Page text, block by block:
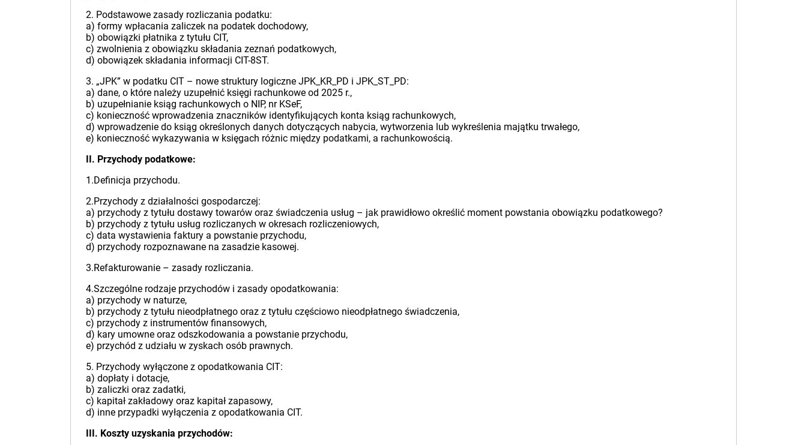
2. Podstawowe zasady rozliczania podatku:
a) formy wpłacania zaliczek na podatek dochodowy,
b) obowiązki płatnika z tytułu CIT,
c) zwolnienia z obowiązku składania zeznań podatkowych,
d) obowiązek składania informacji CIT-8ST.
3. „JPK” w podatku CIT – nowe struktury logiczne JPK_KR_PD i JPK_ST_PD:
a) dane, o które należy uzupełnić księgi rachunkowe od 2025 r.,
b) uzupełnianie ksiąg rachunkowych o NIP, nr KSeF,
c) konieczność wprowadzenia znaczników identyfikujących konta ksiąg rachunkowych,
d) wprowadzenie do ksiąg określonych danych dotyczących nabycia, wytworzenia lub wykreślenia majątku trwałego,
e) konieczność wykazywania w księgach różnic między podatkami, a rachunkowością.
II. Przychody podatkowe:
1.Definicja przychodu.
2.Przychody z działalności gospodarczej:
a) przychody z tytułu dostawy towarów oraz świadczenia usług – jak prawidłowo określić moment powstania obowiązku podatkowego?
b) przychody z tytułu usług rozliczanych w okresach rozliczeniowych,
c) data wystawienia faktury a powstanie przychodu,
d) przychody rozpoznawane na zasadzie kasowej.
3.Refakturowanie – zasady rozliczania.
4.Szczególne rodzaje przychodów i zasady opodatkowania:
a) przychody w naturze,
b) przychody z tytułu nieodpłatnego oraz z tytułu częściowo nieodpłatnego świadczenia,
c) przychody z instrumentów finansowych,
d) kary umowne oraz odszkodowania a powstanie przychodu,
e) przychód z udziału w zyskach osób prawnych.
5. Przychody wyłączone z opodatkowania CIT:
a) dopłaty i dotacje,
b) zaliczki oraz zadatki,
c) kapitał zakładowy oraz kapitał zapasowy,
d) inne przypadki wyłączenia z opodatkowania CIT.
III. Koszty uzyskania przychodów: